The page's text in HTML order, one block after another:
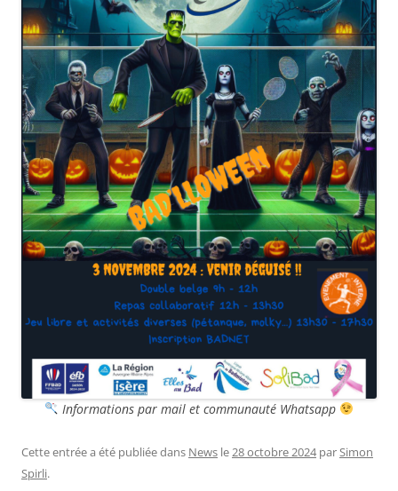
Informations par mail et communauté Whatsapp
Cette entrée a été publiée dans News le28 octobre 2024 parSimon
Spirli.